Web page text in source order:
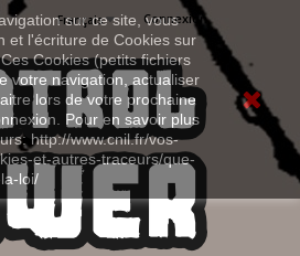
sur ce site, vous
et l'écriture de Cookies sur
Cookies (petits fichiers
votre navigation, actualiser
lors de votre prochaine
Pour en savoir plus
http://www.cnil.fr/vos-
et-autres-traceurs/que-
loi/
Connexion
Français